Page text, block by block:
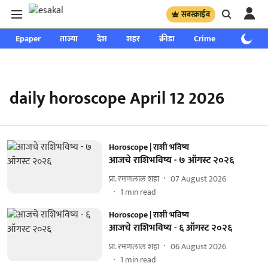
सबस्क्राईब
Epaper ताज्या देश शहर क्रीडा Crime साप्ताहिक
daily horoscope April 12 2026
Horoscope | राशी भविष्य
आजचे राशिभविष्य - ७ ऑगस्ट २०२६
प्रा. रमणलाल शहा
07 August 2026
1 min read
Horoscope | राशी भविष्य
आजचे राशिभविष्य - ६ ऑगस्ट २०२६
प्रा. रमणलाल शहा
06 August 2026
1 min read